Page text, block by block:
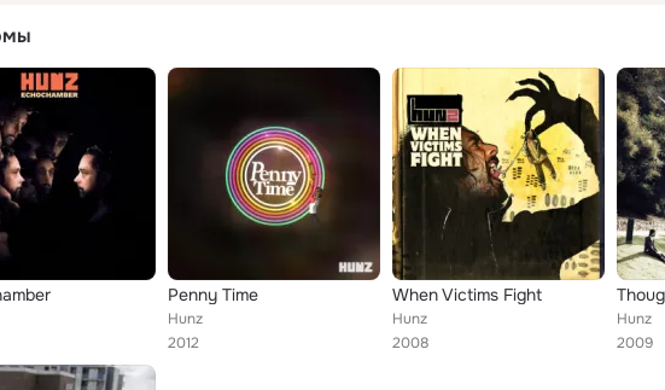
Penny Time
Hunz
2012
When Victims Fight
Hunz
2008
Hunz
2009